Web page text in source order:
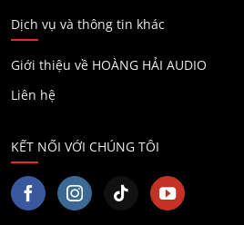
Dịch vụ và thông tin khác
Giới thiệu về HOÀNG HẢI AUDIO
Liên hệ
KẾT NỐI VỚI CHÚNG TÔI